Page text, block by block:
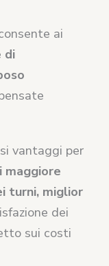
ai
di
vantaggi per
maggiore
turni, miglior
dei
sui costi